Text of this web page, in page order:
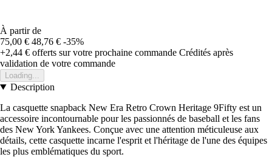
À partir de
75,00 € 48,76 € -35%
+2,44 € offerts sur votre prochaine commande Crédités après
validation de votre commande
Loading...
Description
La casquette snapback New Era Retro Crown Heritage 9Fifty est un
accessoire incontournable pour les passionnés de baseball et les fans
des New York Yankees. Conçue avec une attention méticuleuse aux
détails, cette casquette incarne l'esprit et l'héritage de l'une des équipes
les plus emblématiques du sport.